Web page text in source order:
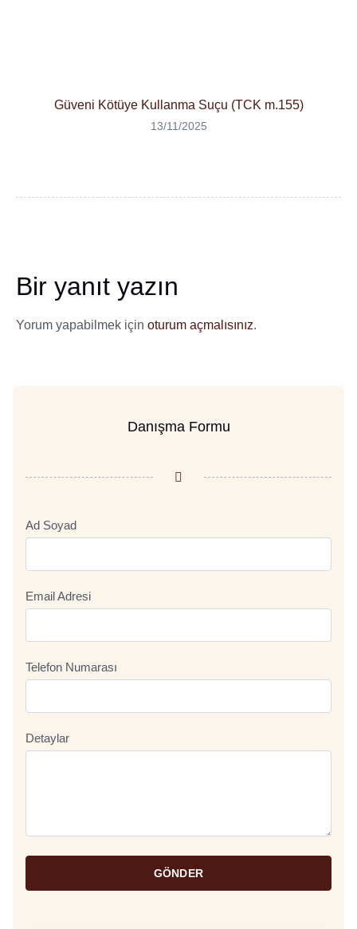
Güveni Kötüye Kullanma Suçu (TCK m.155)
13/11/2025
Bir yanıt yazın
Yorum yapabilmek için oturum açmalısınız.
Danışma Formu
Ad Soyad
Email Adresi
Telefon Numarası
Detaylar
GÖNDER